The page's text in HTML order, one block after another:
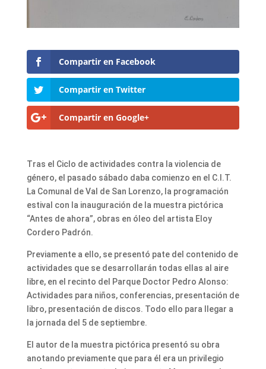
Compartir en Facebook
Compartir en Twitter
Compartir en Google+
Tras el Ciclo de actividades contra la violencia de
género, el pasado sábado daba comienzo en el C.I.T.
La Comunal de Val de San Lorenzo, la programación
estival con la inauguración de la muestra pictórica
“Antes de ahora”, obras en óleo del artista Eloy
Cordero Padrón.
Previamente a ello, se presentó pate del contenido de
actividades que se desarrollarán todas ellas al aire
libre, en el recinto del Parque Doctor Pedro Alonso:
Actividades para niños, conferencias, presentación de
libro, presentación de discos. Todo ello para llegar a
la jornada del 5 de septiembre.
El autor de la muestra pictórica presentó su obra
anotando previamente que para él era un privilegio